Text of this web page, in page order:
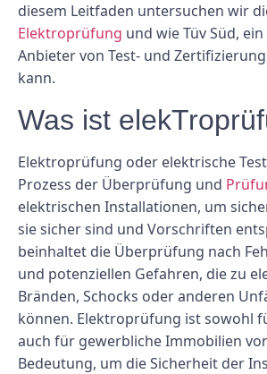
diesem Leitfaden untersuchen wir
Elektroprüfung und wie Tüv Süd,
Anbieter von Test- und
kann.
Was ist
Elektroprüfung oder elektrische
Prozess der Überprüfung und
elektrischen Installationen, um
sie sicher sind und Vorschriften
beinhaltet die Überprüfung nach
und potenziellen Gefahren, die zu
Bränden, Schocks oder anderen
können. Elektroprüfung ist sowohl
auch für gewerbliche Immobilien
Bedeutung, um die Sicherheit der